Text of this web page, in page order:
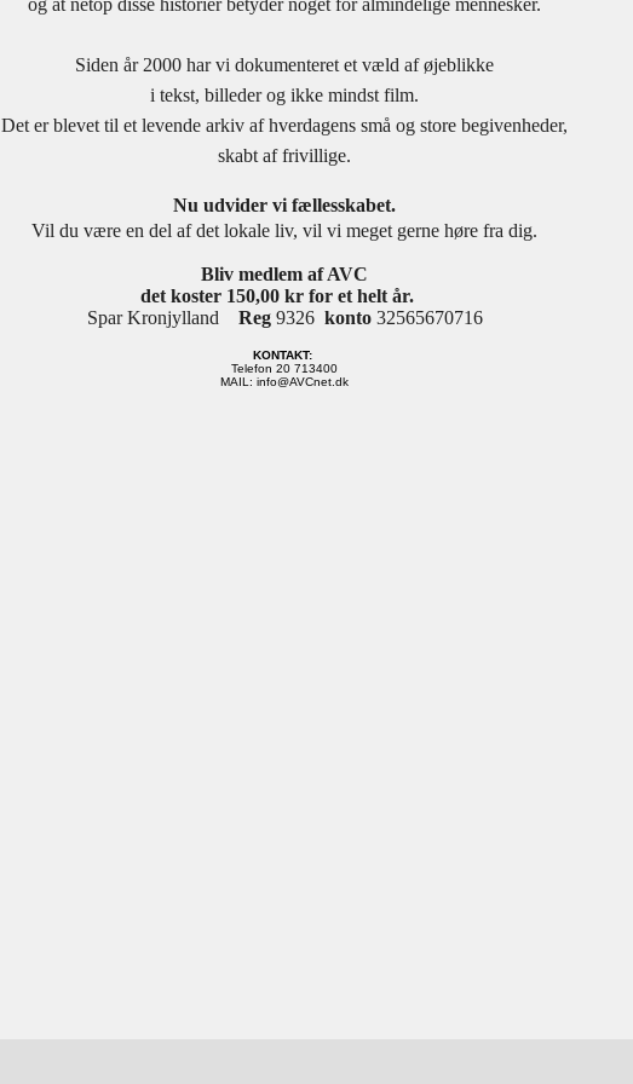
og at netop disse historier betyder noget for almindelige mennesker.
Siden år 2000 har vi dokumenteret et væld af øjeblikke
i tekst, billeder og ikke mindst film.
Det er blevet til et levende arkiv af hverdagens små og store begivenheder,
skabt af frivillige.
Nu udvider vi fællesskabet.
Vil du være en del af det lokale liv, vil vi meget gerne høre fra dig.
Bliv medlem af AVC
det koster 150,00 kr for et helt år.
Spar Kronjylland Reg9326 konto32565670716
KONTAKT:
Telefon 20 713400
MAIL: info@AVCnet.dk